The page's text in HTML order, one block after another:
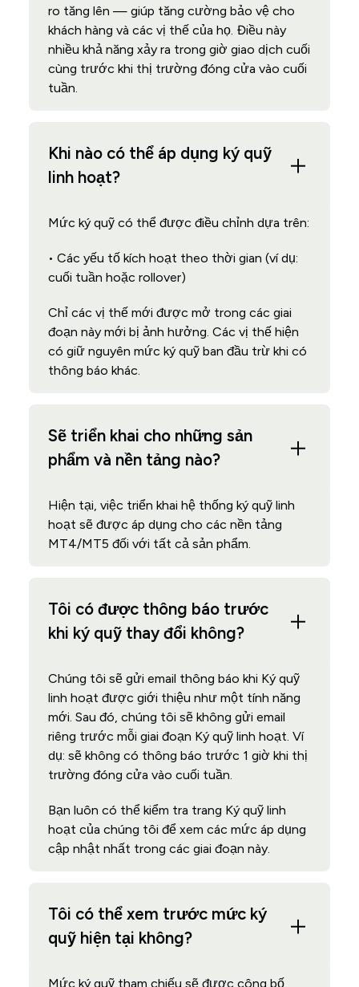
ro tăng lên — giúp tăng cường bảo vệ cho
khách hàng và các vị thế của họ. Điều này
nhiều khả năng xảy ra trong giờ giao dịch cuối
cùng trước khi thị trường đóng cửa vào cuối
tuần.
Khi nào có thể áp dụng ký quỹ
linh hoạt?
Mức ký quỹ có thể được điều chỉnh dựa trên:
• Các yếu tố kích hoạt theo thời gian (ví dụ:
cuối tuần hoặc rollover)
Chỉ các vị thế mới được mở trong các giai
đoạn này mới bị ảnh hưởng. Các vị thế hiện
có giữ nguyên mức ký quỹ ban đầu trừ khi có
thông báo khác.
Sẽ triển khai cho những sản
phẩm và nền tảng nào?
Hiện tại, việc triển khai hệ thống ký quỹ linh
hoạt sẽ được áp dụng cho các nền tảng
MT4/MT5 đối với tất cả sản phẩm.
Tôi có được thông báo trước
khi ký quỹ thay đổi không?
Chúng tôi sẽ gửi email thông báo khi Ký quỹ
linh hoạt được giới thiệu như một tính năng
mới. Sau đó, chúng tôi sẽ không gửi email
riêng trước mỗi giai đoạn Ký quỹ linh hoạt. Ví
dụ: sẽ không có thông báo trước 1 giờ khi thị
trường đóng cửa vào cuối tuần.
Bạn luôn có thể kiểm tra trang Ký quỹ linh
hoạt của chúng tôi để xem các mức áp dụng
cập nhật nhất trong các giai đoạn này.
Tôi có thể xem trước mức ký
quỹ hiện tại không?
Mức ký quỹ tham chiếu sẽ được công bố